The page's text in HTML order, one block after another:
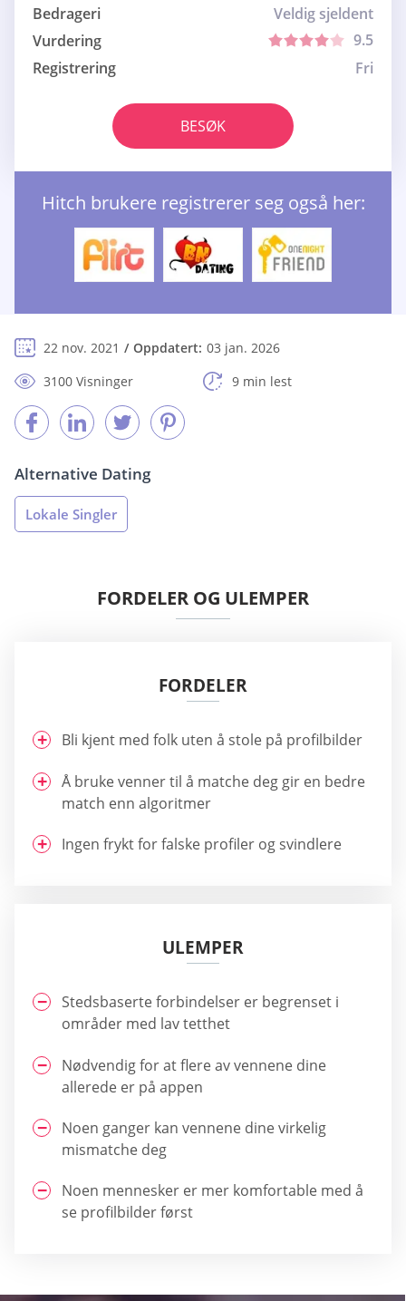
Bedrageri
Veldig sjeldent
Vurdering
9.5
Registrering
Fri
BESØK
Hitch brukere registrerer seg også her:
22 nov. 2021 Oppdatert: 03 jan. 2026
3100 Visninger
9 min lest
Alternative Dating
Lokale Singler
FORDELER OG ULEMPER
FORDELER
Bli kjent med folk uten å stole på profilbilder
Å bruke venner til å matche deg gir en bedre
match enn algoritmer
Ingen frykt for falske profiler og svindlere
ULEMPER
Stedsbaserte forbindelser er begrenset i
områder med lav tetthet
Nødvendig for at flere av vennene dine
allerede er på appen
Noen ganger kan vennene dine virkelig
mismatche deg
Noen mennesker er mer komfortable med å
se profilbilder først